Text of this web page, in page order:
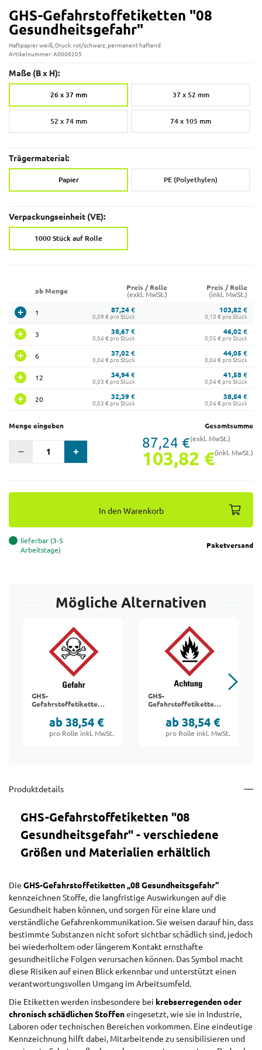
GHS-Gefahrstoffetiketten "08
Gesundheitsgefahr"
Haftpapier weiß, Druck: rot/schwarz, permanent haftend
Artikelnummer: A0006205
Maße (B x H):
26 x 37 mm 37 x 52 mm
52 x 74 mm 74 x 105 mm
Trägermaterial:
Papier PE (Polyethylen)
Verpackungseinheit (VE):
1000 Stück auf Rolle
ab Menge
Preis / Rolle
(exkl. MwSt.)
Preis / Rolle
(inkl. MwSt.)
1 87,24 €
0,09 € pro Stück
103,82 €
0,10 € pro Stück
3 38,67 €
0,04 € pro Stück
46,02 €
0,05 € pro Stück
6 37,02 €
0,04 € pro Stück
44,05 €
0,04 € pro Stück
12 34,94 €
0,03 € pro Stück
41,58 €
0,04 € pro Stück
20 32,39 €
0,03 € pro Stück
38,54 €
0,04 € pro Stück
Menge eingeben Gesamtsumme
87,24 €(exkl. MwSt.)
103,82 €(inkl. MwSt.)
In den Warenkorb
lieferbar (3-5
Arbeitstage)
Paketversand
Mögliche Alternativen
GHS-
Gefahrstoffetiketten
ab 38,54 €
pro Rolle inkl. MwSt.
GHS-
Gefahrstoffetiketten
ab 38,54 €
pro Rolle inkl. MwSt.
Produktdetails
GHS-Gefahrstoffetiketten "08
Gesundheitsgefahr" - verschiedene
Größen und Materialien erhältlich
Die GHS-Gefahrstoffetiketten „08 Gesundheitsgefahr“
kennzeichnen Stoffe, die langfristige Auswirkungen auf die
Gesundheit haben können, und sorgen für eine klare und
verständliche Gefahrenkommunikation. Sie weisen darauf hin, dass
bestimmte Substanzen nicht sofort sichtbar schädlich sind, jedoch
bei wiederholtem oder längerem Kontakt ernsthafte
gesundheitliche Folgen verursachen können. Das Symbol macht
diese Risiken auf einen Blick erkennbar und unterstützt einen
verantwortungsvollen Umgang im Arbeitsumfeld.
Die Etiketten werden insbesondere bei krebserregenden oder
chronisch schädlichen Stoffeneingesetzt, wie sie in Industrie,
Laboren oder technischen Bereichen vorkommen. Eine eindeutige
Kennzeichnung hilft dabei, Mitarbeitende zu sensibilisieren und